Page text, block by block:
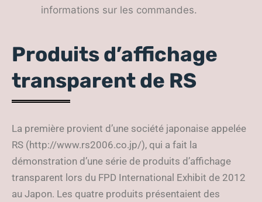
informations sur les commandes.
Produits d’affichage
transparent de RS
La première provient d’une société japonaise appelée
RS (http://www.rs2006.co.jp/), qui a fait la
démonstration d’une série de produits d’affichage
transparent lors du FPD International Exhibit de 2012
au Japon. Les quatre produits présentaient des